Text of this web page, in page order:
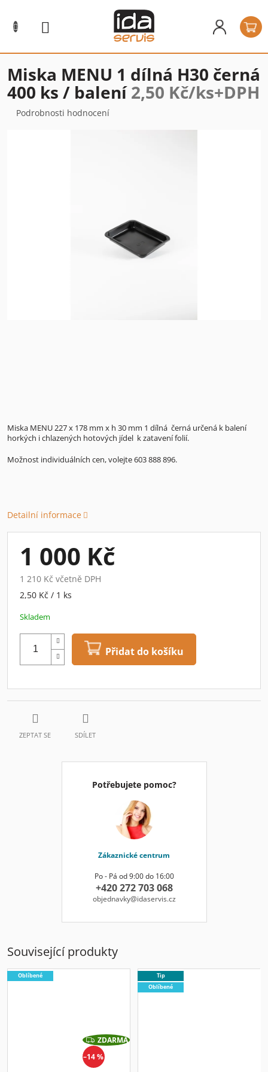
obsah
Miska MENU 1 dílná H30 černá
400 ks / balení2,50 Kč/ks+DPH
Průměrné
Podrobnosti hodnocení
Miska MENU 227 x 178 mm x h 30 mm 1 dílná černá určená k balení
horkých i chlazených hotových jídel k zatavení folií.
Možnost individuálních cen, volejte 603 888 896.
Detailní informace
1 000 Kč
1 210 Kč včetně DPH
Měrná
2,50 Kč / 1 ks
Skladem
Přidat do košíku
ZEPTAT SE SDÍLET
Potřebujete pomoc?
Zákaznické centrum
Po - Pá od 9:00 do 16:00
+420 272 703 068
objednavky@idaservis.cz
Související produkty
Oblíbené
Z
D
A
R
ZDARMA
–14 %
Tip
Oblíbené